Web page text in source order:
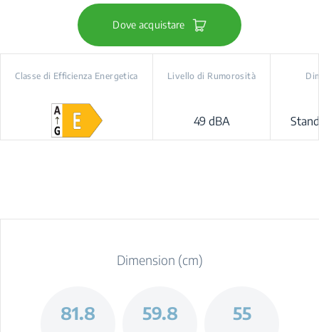
Dove acquistare
Classe di Efficienza Energetica Livello di Rumorosità
49 dBA
Dimension (cm)
81.8 59.8 55